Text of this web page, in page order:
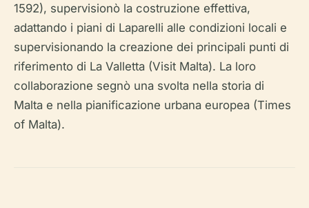
1592), supervisionò la costruzione effettiva,
adattando i piani di Laparelli alle condizioni locali e
supervisionando la creazione dei principali punti di
riferimento di La Valletta (Visit Malta). La loro
collaborazione segnò una svolta nella storia di
Malta e nella pianificazione urbana europea (Times
of Malta).